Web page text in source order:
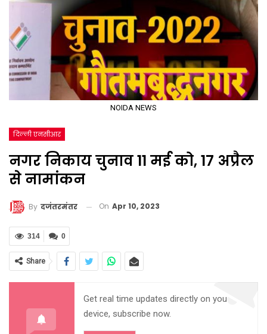
NOIDA NEWS
दिल्ली एनसीआर
नगर निकाय चुनाव 11 मई को, 17 अप्रैल
से नामांकन
By दजंतरमंतर On Apr 10, 2023
0
314
Share
Get real time updates directly on you
device, subscribe now.